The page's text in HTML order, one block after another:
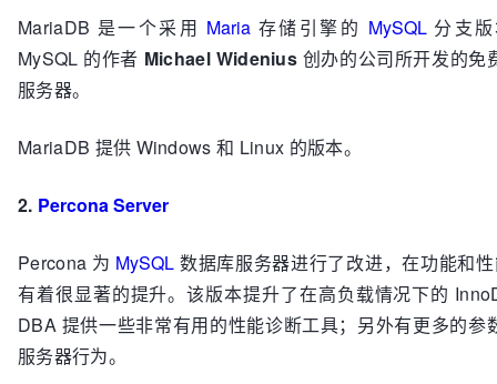
MariaDB 是一个采用 Maria 存储引擎的 MySQL分支版
MySQL 的作者 Michael Widenius 创办的公司所开发的免
服务器。
MariaDB 提供 Windows 和 Linux 的版本。
2. Percona Server
Percona 为 MySQL 数据库服务器进行了改进，在功能和
有着很显著的提升。该版本提升了在高负载情况下的
DBA 提供一些非常有用的性能诊断工具；另外有更多的参
服务器行为。